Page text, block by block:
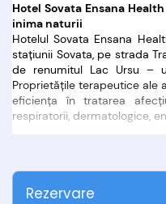
Hotel Sovata Ensana
inima naturii
Hotelul Sovata Ensana
stațiunii Sovata, pe strada
de renumitul Lac Ursu –
Proprietățile terapeutice ale
eficiența în tratarea
respiratorii, dermatologice,
Cazare în
confortabile
Rezervare